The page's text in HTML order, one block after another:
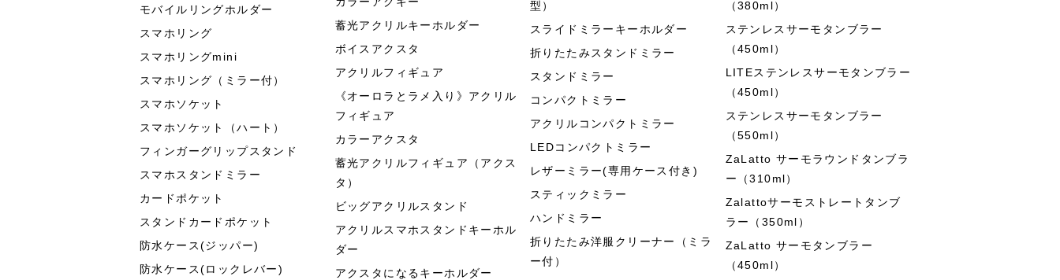
モバイルリングホルダー
スマホリング
スマホリングmini
スマホリング（ミラー付）
スマホソケット
スマホソケット（ハート）
フィンガーグリップスタンド
スマホスタンドミラー
カードポケット
スタンドカードポケット
防水ケース(ジッパー)
防水ケース(ロックレバー)
蓄光アクリルキーホルダー
ボイスアクスタ
アクリルフィギュア
《オーロラとラメ入り》アクリル
フィギュア
カラーアクスタ
蓄光アクリルフィギュア（アクス
タ）
ビッグアクリルスタンド
アクリルスマホスタンドキーホル
ダー
アクスタになるキーホルダー
型）
スライドミラーキーホルダー
折りたたみスタンドミラー
スタンドミラー
コンパクトミラー
アクリルコンパクトミラー
LEDコンパクトミラー
レザーミラー(専用ケース付き)
スティックミラー
ハンドミラー
折りたたみ洋服クリーナー（ミラ
ー付）
（380ml）
ステンレスサーモタンブラー
（450ml）
LITEステンレスサーモタンブラー
（450ml）
ステンレスサーモタンブラー
（550ml）
ZaLatto サーモラウンドタンブラ
ー（310ml）
Zalattoサーモストレートタンブ
ラー（350ml）
ZaLatto サーモタンブラー
（450ml）